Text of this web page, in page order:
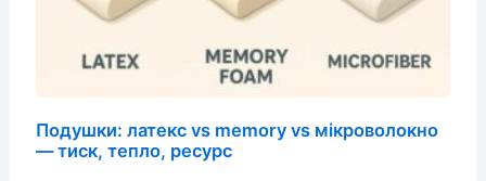
Подушки: латекс vs memory vs мікроволокно
— тиск, тепло, ресурс